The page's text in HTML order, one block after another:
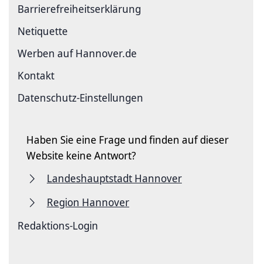
Barriere­freiheits­erklärung
Netiquette
Werben auf Hannover.de
Kontakt
Datenschutz-Einstellungen
Haben Sie eine Frage und finden auf dieser
Website keine Antwort?
Landeshauptstadt Hannover
Region Hannover
Redaktions-Login